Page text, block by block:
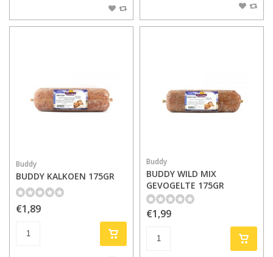
Buddy
BUDDY KALKOEN 175GR
€1,89
Buddy
BUDDY WILD MIX
GEVOGELTE 175GR
€1,99